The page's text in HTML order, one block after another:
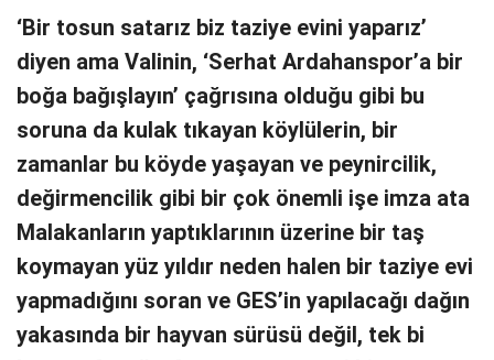
‘Bir tosun satarız biz taziye evini yaparız’
diyen ama Valinin, ‘Serhat Ardahanspor’a bir
boğa bağışlayın’ çağrısına olduğu gibi bu
soruna da kulak tıkayan köylülerin, bir
zamanlar bu köyde yaşayan ve peynircilik,
değirmencilik gibi bir çok önemli işe imza ata
Malakanların yaptıklarının üzerine bir taş
koymayan yüz yıldır neden halen bir taziye evi
yapmadığını soran ve GES’in yapılacağı dağın
yakasında bir hayvan sürüsü değil, tek bi